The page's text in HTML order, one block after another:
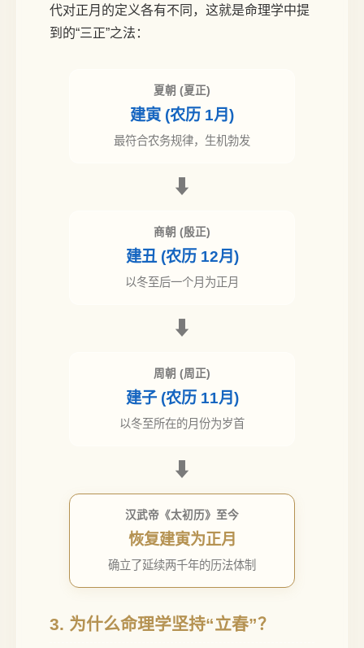
代对正月的定义各有不同，这就是命理学中提
到的“三正”之法：
夏朝 (夏正)
建寅 (农历 1月)
最符合农务规律，生机勃发
⬇
商朝 (殷正)
建丑 (农历 12月)
以冬至后一个月为正月
⬇
周朝 (周正)
建子 (农历 11月)
以冬至所在的月份为岁首
⬇
汉武帝《太初历》至今
恢复建寅为正月
确立了延续两千年的历法体制
3. 为什么命理学坚持“立春”？